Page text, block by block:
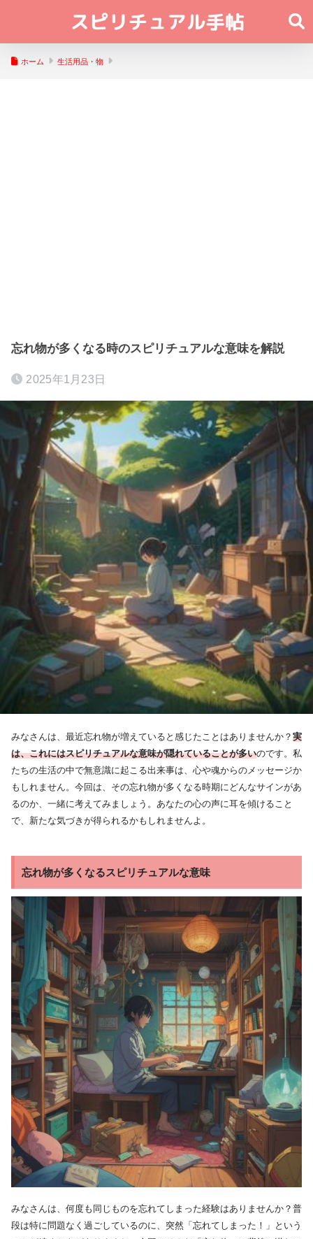
ホーム 生活用品・物
忘れ物が多くなる時のスピリチュアルな意味を解説
2025年1月23日
みなさんは、最近忘れ物が増えていると感じたことはありませんか？ 実
は、これにはスピリチュアルな意味が隠れていることが多いのです。私
たちの生活の中で無意識に起こる出来事は、心や魂からのメッセージか
もしれません。今回は、その忘れ物が多くなる時期にどんなサインがあ
るのか、一緒に考えてみましょう。あなたの心の声に耳を傾けること
で、新たな気づきが得られるかもしれませんよ。
忘れ物が多くなるスピリチュアルな意味
みなさんは、何度も同じものを忘れてしまった経験はありませんか？普
段は特に問題なく過ごしているのに、突然「忘れてしまった！」という